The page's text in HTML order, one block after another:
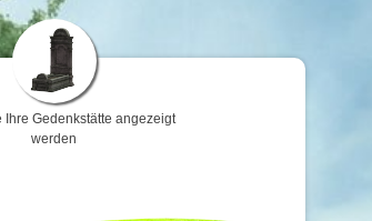
Ihre Gedenkstätte angezeigt
werden